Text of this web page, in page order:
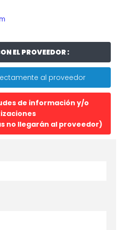
EL PROVEEDOR :
al proveedor
de información y/o
no llegarán al proveedor)